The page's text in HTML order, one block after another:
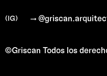
(IG) →
©Griscan Todos los